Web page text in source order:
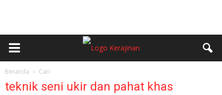
Beranda Cari
teknik seni ukir dan pahat khas